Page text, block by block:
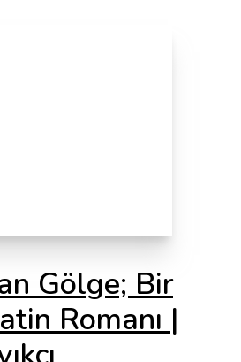
Gölge; Bir
Romanı |